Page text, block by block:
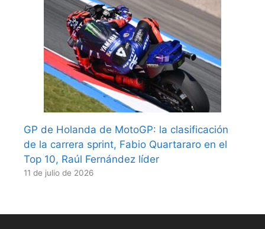
GP de Holanda de MotoGP: la clasificación
de la carrera sprint, Fabio Quartararo en el
Top 10, Raúl Fernández líder
11 de julio de 2026